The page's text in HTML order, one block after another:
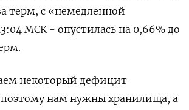
терм, с «немедленной
МСК - опустилась на 0,66% до
некоторый дефицит
нам нужны хранилища, а